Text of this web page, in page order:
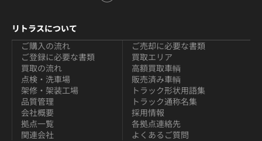
リトラスについて
ご購入の流れ
ご登録に必要な書類
買取の流れ
ご売却に必要な書類
買取エリア
高額買取車輌
点検・洗車場
架修・架装工場
品質管理
販売済み車輌
トラック形状用語集
トラック通称名集
会社概要
拠点一覧
関連会社
採用情報
各拠点連絡先
よくあるご質問